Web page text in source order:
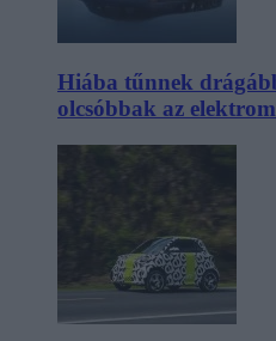
Hiába tűnnek
olcsóbbak az